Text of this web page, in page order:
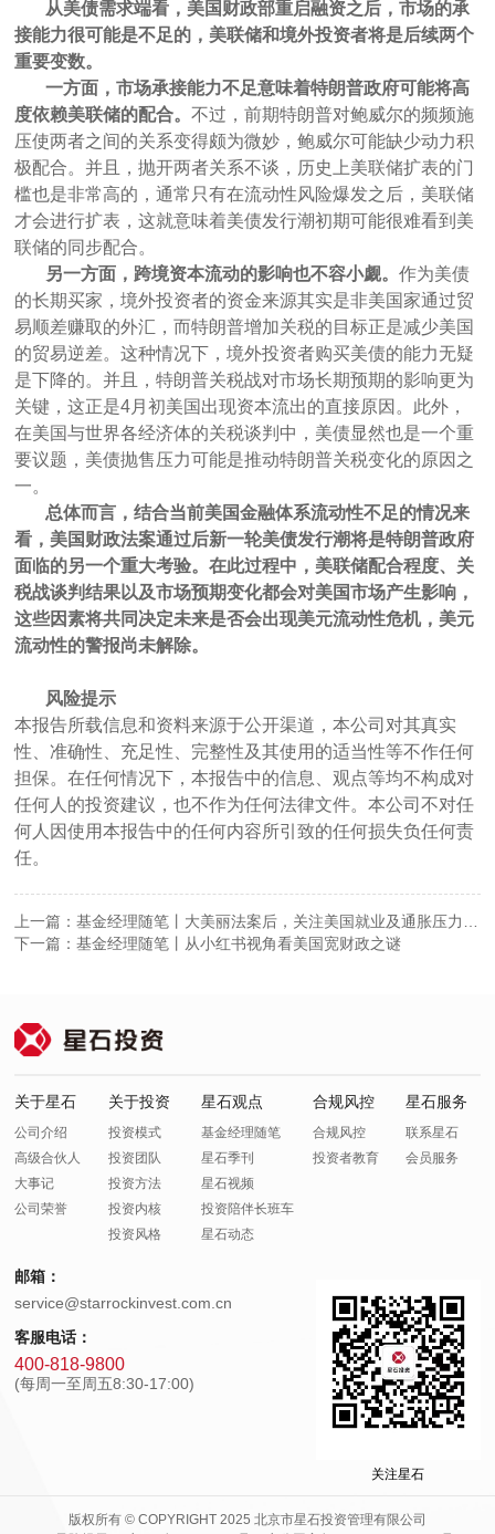
从美债需求端看，美国财政部重启融资之后，市场的承
接能力很可能是不足的，美联储和境外投资者将是后续两个
重要变数。
一方面，市场承接能力不足意味着特朗普政府可能将高
度依赖美联储的配合。不过，前期特朗普对鲍威尔的频频施
压使两者之间的关系变得颇为微妙，鲍威尔可能缺少动力积
极配合。并且，抛开两者关系不谈，历史上美联储扩表的门
槛也是非常高的，通常只有在流动性风险爆发之后，美联储
才会进行扩表，这就意味着美债发行潮初期可能很难看到美
联储的同步配合。
另一方面，跨境资本流动的影响也不容小觑。作为美债
的长期买家，境外投资者的资金来源其实是非美国家通过贸
易顺差赚取的外汇，而特朗普增加关税的目标正是减少美国
的贸易逆差。这种情况下，境外投资者购买美债的能力无疑
是下降的。并且，特朗普关税战对市场长期预期的影响更为
关键，这正是4月初美国出现资本流出的直接原因。此外，
在美国与世界各经济体的关税谈判中，美债显然也是一个重
要议题，美债抛售压力可能是推动特朗普关税变化的原因之
一。
总体而言，结合当前美国金融体系流动性不足的情况来
看，美国财政法案通过后新一轮美债发行潮将是特朗普政府
面临的另一个重大考验。在此过程中，美联储配合程度、关
税战谈判结果以及市场预期变化都会对美国市场产生影响，
这些因素将共同决定未来是否会出现美元流动性危机，美元
流动性的警报尚未解除。
风险提示
本报告所载信息和资料来源于公开渠道，本公司对其真实
性、准确性、充足性、完整性及其使用的适当性等不作任何
担保。在任何情况下，本报告中的信息、观点等均不构成对
任何人的投资建议，也不作为任何法律文件。本公司不对任
何人因使用本报告中的任何内容所引致的任何损失负任何责
任。
上一篇：基金经理随笔丨大美丽法案后，关注美国就业及通胀压力变
化
下一篇：基金经理随笔丨从小红书视角看美国宽财政之谜
关于星石
公司介绍
高级合伙人
大事记
公司荣誉
关于投资
投资模式
投资团队
投资方法
投资内核
投资风格
星石观点
基金经理随笔
星石季刊
星石视频
投资陪伴长班车
星石动态
合规风控
合规风控
投资者教育
星石服务
联系星石
会员服务
邮箱：
service@starrockinvest.com.cn
客服电话：
400-818-9800
(每周一至周五8:30-17:00)
关注星石
版权所有 © COPYRIGHT 2025 北京市星石投资管理有限公司